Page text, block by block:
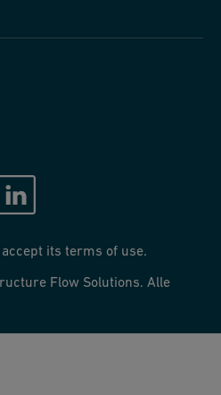
its terms of use.
Flow Solutions. Alle